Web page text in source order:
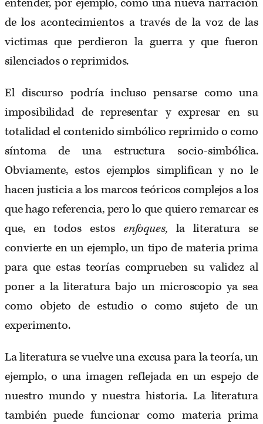
entender, por ejemplo, como una nueva narración
de los acontecimientos a través de la voz de las
victimas que perdieron la guerra y que fueron
silenciados o reprimidos.
El discurso podría incluso pensarse como una
imposibilidad de representar y expresar en su
totalidad el contenido simbólico reprimido o como
síntoma de una estructura socio-simbólica.
Obviamente, estos ejemplos simplifican y no le
hacen justicia a los marcos teóricos complejos a los
que hago referencia, pero lo que quiero remarcar es
que, en todos estos enfoques,la literatura se
convierte en un ejemplo, un tipo de materia prima
para que estas teorías comprueben su validez al
poner a la literatura bajo un microscopio ya sea
como objeto de estudio o como sujeto de un
experimento.
La literatura se vuelve una excusa para la teoría, un
ejemplo, o una imagen reflejada en un espejo de
nuestro mundo y nuestra historia. La literatura
también puede funcionar como materia prima